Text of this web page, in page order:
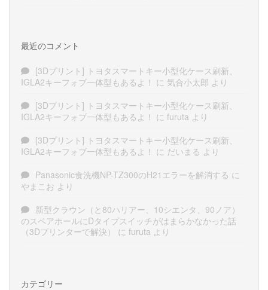
最近のコメント
[3Dプリント] トヨタスマートキー小型化ケース刷新、
IGLA2キーフォブ一体型もあるよ！ に 気合小太郎 より
[3Dプリント] トヨタスマートキー小型化ケース刷新、
IGLA2キーフォブ一体型もあるよ！ に furuta より
[3Dプリント] トヨタスマートキー小型化ケース刷新、
IGLA2キーフォブ一体型もあるよ！ に だいまる より
Panasonic食洗機NP-TZ300のH21エラーを解消する に
やまこお より
新型クラウン（と80ハリアー、10シエンタ、90ノア）
のスペアホールにDタイプスイッチがはまらかなかった話
（3Dプリンターで解決）
に furuta より
カテゴリー